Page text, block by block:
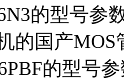
的型号参
的国产MOS
的型号